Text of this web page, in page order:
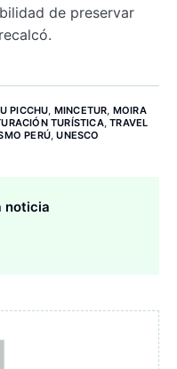
de preservar
PICCHU, MINCETUR, MOIRA
TURÍSTICA,TRAVEL
PERÚ,UNESCO
noticia